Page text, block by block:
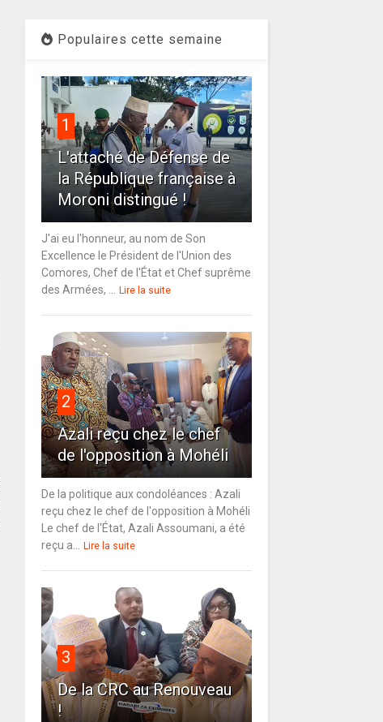
Populaires cette semaine
1
L'attaché de Défense de
la République française à
Moroni distingué !
J'ai eu l'honneur, au nom de Son
Excellence le Président de l'Union des
Comores, Chef de l'État et Chef suprême
des Armées, ...
Lire la suite
2
Azali reçu chez le chef
de l'opposition à Mohéli
De la politique aux condoléances : Azali
reçu chez le chef de l'opposition à Mohéli
Le chef de l'État, Azali Assoumani, a été
reçu a...
Lire la suite
3
De la CRC au Renouveau
!